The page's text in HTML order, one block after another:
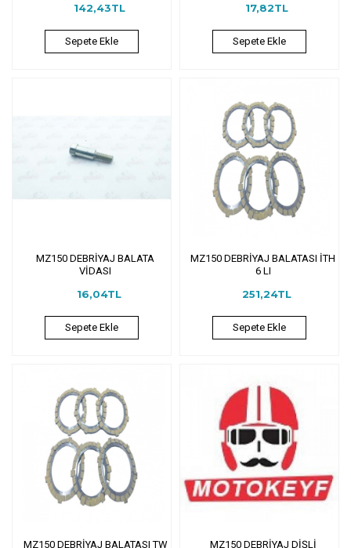
142,43TL
Sepete Ekle
17,82TL
Sepete Ekle
MZ150 DEBRİYAJ BALATA
VİDASI
16,04TL
Sepete Ekle
MZ150 DEBRİYAJ BALATASI İTH
6 LI
251,24TL
Sepete Ekle
MZ150 DEBRİYAJ BALATASI TW MZ150 DEBRİYAJ DİŞLİ